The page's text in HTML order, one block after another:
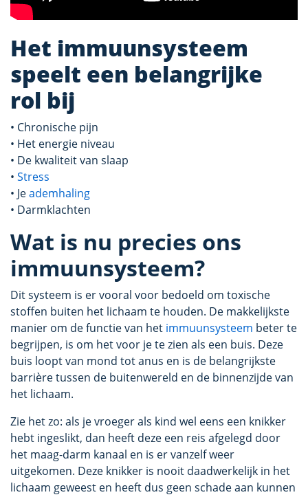
Het immuunsysteem
speelt een belangrijke
rol bij
• Chronische pijn
• Het energie niveau
• De kwaliteit van slaap
• Stress
• Jeademhaling
• Darmklachten
Wat is nu precies ons
immuunsysteem?
Dit systeem is er vooral voor bedoeld om toxische
stoffen buiten het lichaam te houden. De makkelijkste
manier om de functie van het immuunsysteem beter te
begrijpen, is om het voor je te zien als een buis. Deze
buis loopt van mond tot anus en is de belangrijkste
barrière tussen de buitenwereld en de binnenzijde van
het lichaam.
Zie het zo: als je vroeger als kind wel eens een knikker
hebt ingeslikt, dan heeft deze een reis afgelegd door
het maag-darm kanaal en is er vanzelf weer
uitgekomen. Deze knikker is nooit daadwerkelijk in het
lichaam geweest en heeft dus geen schade aan kunnen